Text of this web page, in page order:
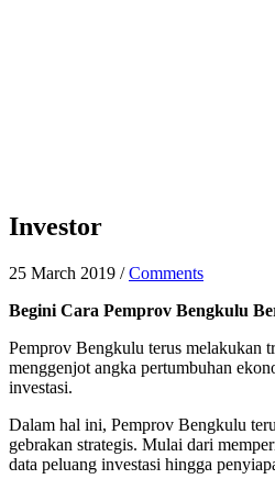
Investor
25 March 2019 /Comments
Begini Cara Pemprov Bengkulu
Pemprov Bengkulu terus melakukan
menggenjot angka pertumbuhan
investasi.
Dalam hal ini, Pemprov Bengkulu
gebrakan strategis. Mulai dari
data peluang investasi hingga